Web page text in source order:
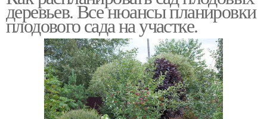
деревьев. Все нюансы планировки
плодового сада на участке.